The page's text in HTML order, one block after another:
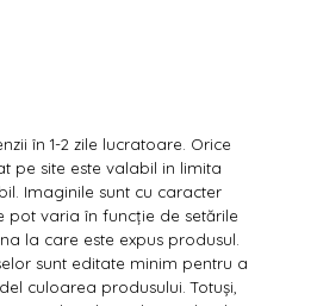
în 1-2 zile lucratoare. Orice
pe site este valabil in limita
Imaginile sunt cu caracter
pot varia în funcție de setările
la care este expus produsul.
sunt editate minim pentru a
culoarea produsului. Totuși,